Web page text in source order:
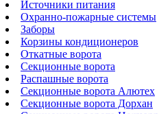
Источники питания
Охранно-пожарные системы
Заборы
Корзины кондиционеров
Откатные ворота
Секционные ворота
Распашные ворота
Секционные ворота Алютех
Секционные ворота Дорхан